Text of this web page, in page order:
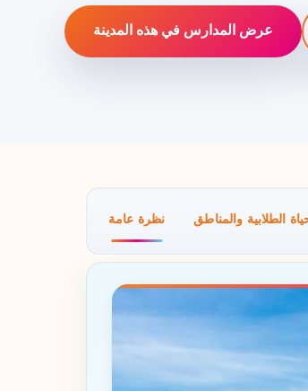
عرض المدارس في هذه المدينة
نظرة عامة الطلابية والمناطق